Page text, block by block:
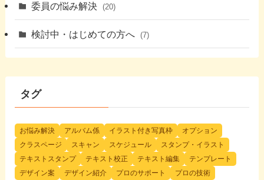
委員の悩み解決 (20)
検討中・はじめての方へ (7)
タグ
お悩み解決 アルバム係 イラスト付き写真枠
オプション
クラスページ
スキャン スケジュール
スタンプ・イラスト
テキストスタンプ
テキスト校正 テキスト編集
テンプレート
デザイン案
デザイン紹介 プロのサポート プロの技術